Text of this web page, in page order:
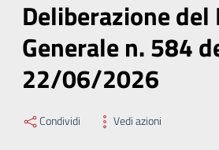
Deliberazione
Generale n. 584
22/06/2026
Condividi Vedi azioni